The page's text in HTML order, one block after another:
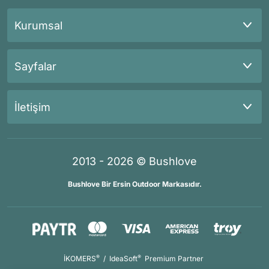
Kurumsal
Sayfalar
İletişim
2013 - 2026 © Bushlove
Bushlove Bir Ersin Outdoor Markasıdır.
İKOMERS® / IdeaSoft® Premium Partner